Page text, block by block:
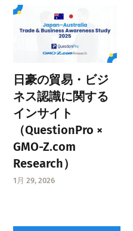
日豪の貿易・ビジ
ネス認識に関する
インサイト
（QuestionPro ×
GMO-Z.com
Research）
1月 29, 2026